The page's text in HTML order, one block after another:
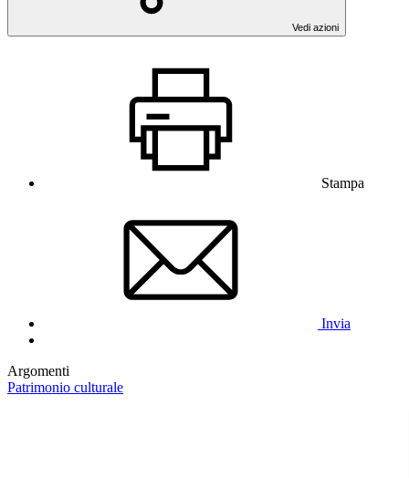
Vedi azioni
Stampa
Invia
Argomenti
Patrimonio culturale